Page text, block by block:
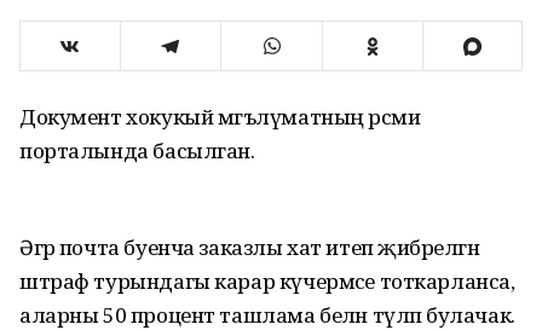
Документ хокукый мәгълүматның рәсми
порталында басылган.
Әгәр почта буенча заказлы хат итеп җибәрелгән
штраф турындагы карар күчермәсе тоткарланса,
аларны 50 процент ташлама белән түләп булачак.